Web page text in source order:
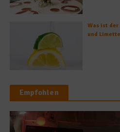
Was ist
und
Empfohlen